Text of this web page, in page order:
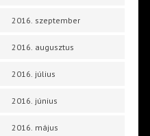
2016. szeptember
2016. augusztus
2016. július
2016. június
2016. május